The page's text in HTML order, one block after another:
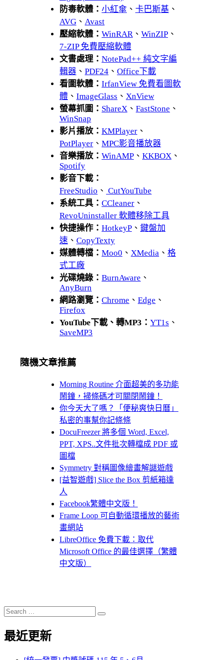
防毒軟體： 小紅傘 、 卡巴斯基 、
AVG 、 Avast
壓縮軟體： WinRAR、 WinZIP 、
7-ZIP 免費壓縮軟體
文書處理： NotePad++ 純文字編
輯器 、 PDF24 、 Office下載
看圖軟體： IrfanView 免費看圖軟
體 、 ImageGlass 、 XnView
螢幕抓圖： ShareX 、 FastStone 、
WinSnap
影片播放： KMPlayer 、
PotPlayer 、 MPC影音播放器
音樂播放： WinAMP 、 KKBOX 、
Spotify
影音下載：
FreeStudio 、 CutYouTube
系統工具： CCleaner 、
RevoUninstaller 軟體移除工具
快捷操作： HotkeyP 、 鍵盤加
速 、 CopyTexty
媒體轉檔： Moo0 、 XMedia 、 格
式工廠
光碟燒錄： BurnAware 、
AnyBurn
網路瀏覽： Chrome 、 Edge 、
Firefox
YouTube下載、轉MP3： YT1s 、
SaveMP3
隨機文章推薦
Morning Routine 介面超美的多功能
鬧鐘，掃條碼才可關閉鬧鐘！
你今天大了嗎？「便秘爽快日曆」
私密的事幫你記條條
DocuFreezer 將多個 Word, Excel,
PPT, XPS..文件批次轉檔成 PDF 或
圖檔
Symmetry 對稱圖像繪畫解謎遊戲
[益智遊戲] Slice the Box 剪紙箱達
人
Facebook繁體中文版！
Frame Loop 可自動循環播放的藝術
畫網站
LibreOffice 免費下載：取代
Microsoft Office 的最佳選擇（繁體
中文版）
Search
for:
Search
最近更新